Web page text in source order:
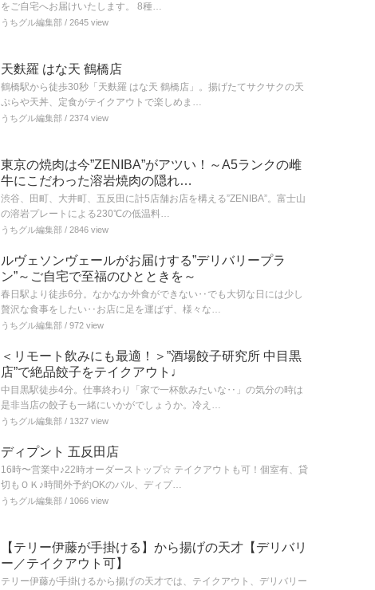
をご自宅へお届けいたします。 8種…
うちグル編集部 / 2645 view
天麩羅 はな天 鶴橋店
鶴橋駅から徒歩30秒「天麩羅 はな天 鶴橋店」。揚げたてサクサクの天
ぷらや天丼、定食がテイクアウトで楽しめま…
うちグル編集部 / 2374 view
東京の焼肉は今”ZENIBA”がアツい！～A5ランクの雌
牛にこだわった溶岩焼肉の隠れ…
渋谷、田町、大井町、五反田に計5店舗お店を構える”ZENIBA”。富士山
の溶岩プレートによる230℃の低温料…
うちグル編集部 / 2846 view
ルヴェソンヴェールがお届けする”デリバリープラ
ン”～ご自宅で至福のひとときを～
春日駅より徒歩6分。なかなか外食ができない‥でも大切な日には少し
贅沢な食事をしたい‥お店に足を運ばず、様々な…
うちグル編集部 / 972 view
＜リモート飲みにも最適！＞”酒場餃子研究所 中目黒
店”で絶品餃子をテイクアウト♩
中目黒駅徒歩4分。仕事終わり「家で一杯飲みたいな‥」の気分の時は
是非当店の餃子も一緒にいかがでしょうか。冷え…
うちグル編集部 / 1327 view
ディプント 五反田店
16時〜営業中♪22時オーダーストップ☆ テイクアウトも可！個室有、貸
切もＯＫ♪時間外予約OKのバル、ディプ…
うちグル編集部 / 1066 view
【テリー伊藤が手掛ける】から揚げの天才【デリバリ
ー／テイクアウト可】
テリー伊藤が手掛けるから揚げの天才では、テイクアウト、デリバリー